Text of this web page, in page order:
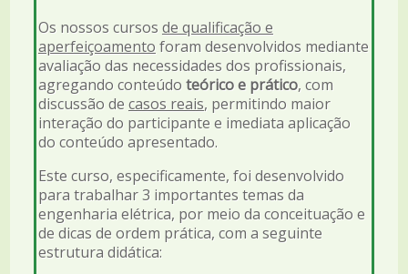
Os nossos cursos de qualificação e
aperfeiçoamento foram desenvolvidos mediante
avaliação das necessidades dos profissionais,
agregando conteúdo teórico e prático, com
discussão de casos reais, permitindo maior
interação do participante e imediata aplicação
do conteúdo apresentado.
Este curso, especificamente, foi desenvolvido
para trabalhar 3 importantes temas da
engenharia elétrica, por meio da conceituação e
de dicas de ordem prática, com a seguinte
estrutura didática: